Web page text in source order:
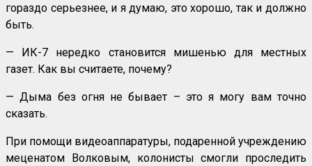
гораздо серьезнее, и я думаю, это хорошо, так и должно
быть.
— ИК-7 нередко становится мишенью для местных
газет. Как вы считаете, почему?
— Дыма без огня не бывает – это я могу вам точно
сказать.
При помощи видеоаппаратуры, подаренной учреждению
меценатом Волковым, колонисты смогли проследить